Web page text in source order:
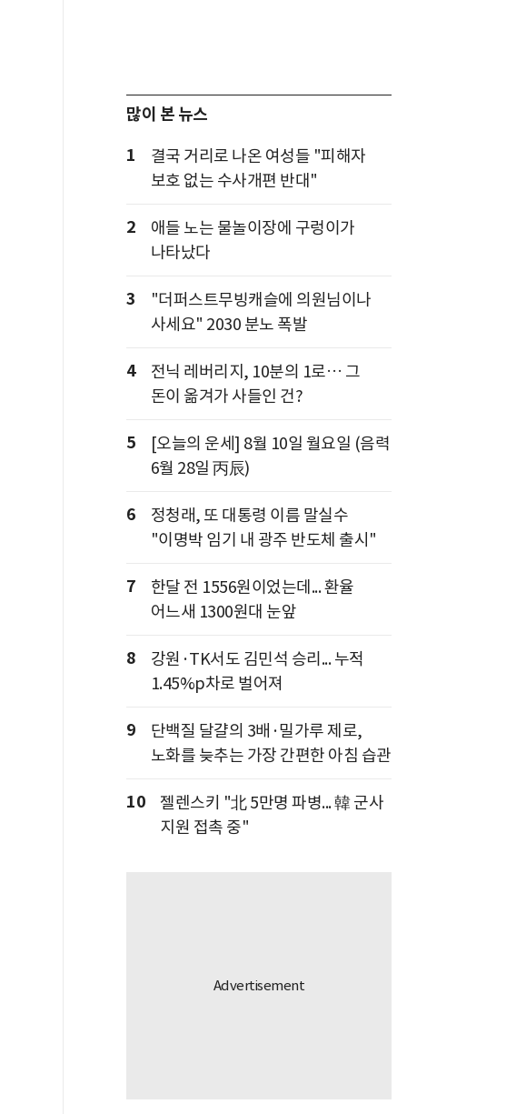
많이 본 뉴스
1
결국 거리로 나온 여성들 "피해자
보호 없는 수사개편 반대"
2
애들 노는 물놀이장에 구렁이가
나타났다
3
"더퍼스트무빙캐슬에 의원님이나
사세요" 2030 분노 폭발
4
전닉 레버리지, 10분의 1로… 그
돈이 옮겨가 사들인 건?
5
[오늘의 운세] 8월 10일 월요일 (음력
6월 28일 丙辰)
6
정청래, 또 대통령 이름 말실수
"이명박 임기 내 광주 반도체 출시"
7
한달 전 1556원이었는데... 환율
어느새 1300원대 눈앞
8
강원·TK서도 김민석 승리... 누적
1.45%p차로 벌어져
9
단백질 달걀의 3배·밀가루 제로,
노화를 늦추는 가장 간편한 아침 습관
10
젤렌스키 "北 5만명 파병... 韓 군사
지원 접촉 중"